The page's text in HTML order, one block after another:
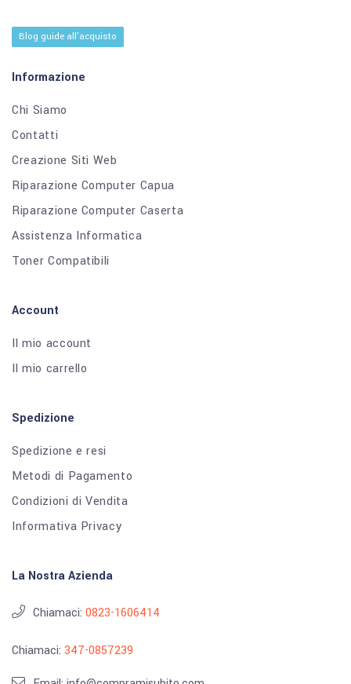
Blog guide all'acquisto
Informazione
Chi Siamo
Contatti
Creazione Siti Web
Riparazione Computer Capua
Riparazione Computer Caserta
Assistenza Informatica
Toner Compatibili
Account
Il mio account
Il mio carrello
Spedizione
Spedizione e resi
Metodi di Pagamento
Condizioni di Vendita
Informativa Privacy
La Nostra Azienda
Chiamaci: 0823-1606414
Chiamaci: 347-0857239